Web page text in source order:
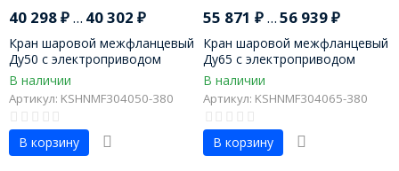
40 298₽... 40 302 ₽
Кран шаровой межфланцевый
Ду50 с электроприводом
В наличии
Артикул: KSHNMF304050-380
В корзину
55 871₽...56 939₽
Кран шаровой межфланцевый
Ду65 с электроприводом
В наличии
Артикул: KSHNMF304065-380
В корзину